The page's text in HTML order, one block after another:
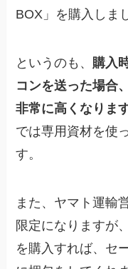
BOX」を購入しま
というのも、 購入
コンを送った場合
非常に高くなります
では専用資材を使
す。
また、ヤマト運輸
限定になりますが
を購入すれば、セ